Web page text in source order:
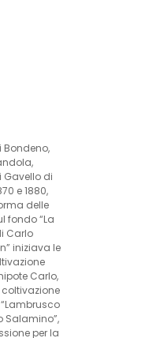
Bondeno,
Gavello di
e 1880,
delle
fondo “La
Carlo
iniziava le
Carlo,
Salamino”,
per la